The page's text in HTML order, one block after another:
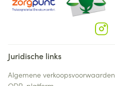
Juridische links
Algemene verkoopsvoorwaarden